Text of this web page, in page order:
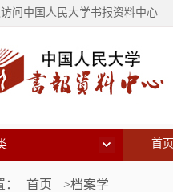
问中国人民大学书报资料中心
首页
首页 >档案学